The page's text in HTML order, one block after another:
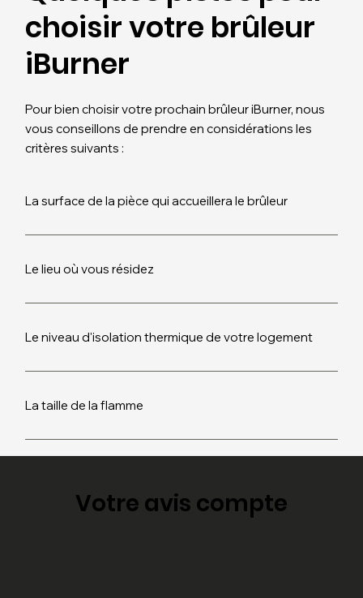
choisir votre brûleur
iBurner
Pour bien choisir votre prochain brûleur iBurner, nous
vous conseillons de prendre en considérations les
critères suivants :
La surface de la pièce qui accueillera le brûleur
Le lieu où vous résidez
Le niveau d'isolation thermique de votre logement
La taille de la flamme
Votre avis compte